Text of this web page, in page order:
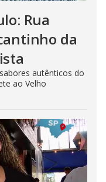
Rua
da
autênticos do
ao Velho